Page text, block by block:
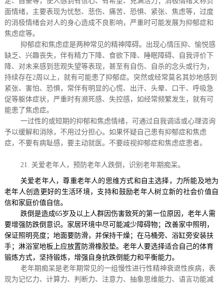
面情绪，主要表现为忧愁、悲伤、痛苦、恐惧、紧张、焦虑等，过度
的消极情绪会对人的身心造成不良影响，严重时可能发展为抑郁症和
焦虑症等。
抑郁症和焦虑症是两种常见的精神障碍。出现心情压抑、愉悦感
缺乏、兴趣丧失，伴有精力下降、食欲下降、睡眠障碍、自我评价下
降、对未来感到悲观失望等表现，甚至有自伤、自杀的念头或行为，
持续存在2周以上，就有可能患了抑郁症。突然或经常莫名其妙地感到
紧张、害怕、恐惧，常伴有明显的心慌、出汗、头晕、口干、呼吸急
促等躯体症状，严重时有濒死感、失控感，如经常频繁发生，就有可
能患了焦虑症。
一过性的或短期的抑郁和焦虑情绪，可通过自我调适或心理咨询
予以缓解和消除，不用过分担心。如果怀疑自己患有抑郁症和焦虑
症，不要有病耻感，要主动就医。不要歧视抑郁症和焦虑症患者。
21. 关爱老年人，预防老年人跌倒，识别老年期痴呆。
关爱老年人，尊重老年人的思维方式和自主选择，力所能及地为
老年人创造更好的生活环境，支持和鼓励老年人树立新的社会价值自
信和家庭价值自信。
跌倒是造成65岁及以上人群因伤害致死的第一位原因，老年人需
要增强防跌倒意识。家居环境中尽可能减少障碍物；改善家中照明，
保证照明亮度；地面要防滑，并保持干燥；在马桶旁、浴缸旁安装扶
手；淋浴室地板上应放置防滑橡胶垫。老年人要选择适合自己的体育
锻炼方式，坚持锻炼，增强自身抗跌倒能力和平衡能力。
老年期痴呆是老年期常见的一组慢性进行性精神衰退性疾病，表
现为记忆力、计算力、判断力、注意力、抽象思维能力、语言功能减